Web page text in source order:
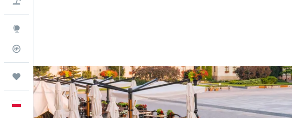
Trips
Polski